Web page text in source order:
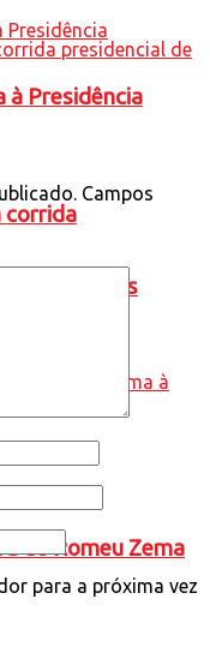
corrida
BTG/Nexus
de Romeu Zema
à Presidência
Campos
para a próxima vez